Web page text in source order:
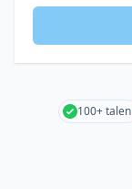
100+ talen